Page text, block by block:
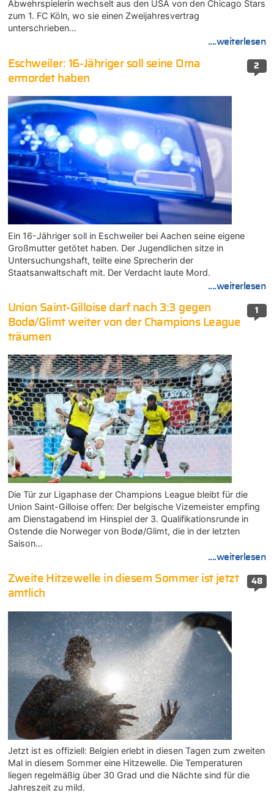
Abwehrspielerin wechselt aus den USA von den Chicago Stars
zum 1. FC Köln, wo sie einen Zweijahresvertrag
unterschrieben…
....weiterlesen
2
Eschweiler: 16-Jähriger soll seine Oma
ermordet haben
Ein 16-Jähriger soll in Eschweiler bei Aachen seine eigene
Großmutter getötet haben. Der Jugendlichen sitze in
Untersuchungshaft, teilte eine Sprecherin der
Staatsanwaltschaft mit. Der Verdacht laute Mord.
....weiterlesen
1
Union Saint-Gilloise darf nach 3:3 gegen
Bodø/Glimt weiter von der Champions League
träumen
Die Tür zur Ligaphase der Champions League bleibt für die
Union Saint-Gilloise offen: Der belgische Vizemeister empfing
am Dienstagabend im Hinspiel der 3. Qualifikationsrunde in
Ostende die Norweger von Bodø/Glimt, die in der letzten
Saison…
....weiterlesen
48
Zweite Hitzewelle in diesem Sommer ist jetzt
amtlich
Jetzt ist es offiziell: Belgien erlebt in diesen Tagen zum zweiten
Mal in diesem Sommer eine Hitzewelle. Die Temperaturen
liegen regelmäßig über 30 Grad und die Nächte sind für die
Jahreszeit zu mild.